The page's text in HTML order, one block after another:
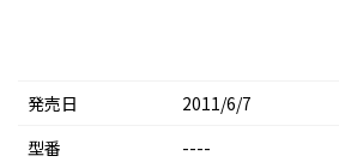
発売日
2011/6/7
型番
----